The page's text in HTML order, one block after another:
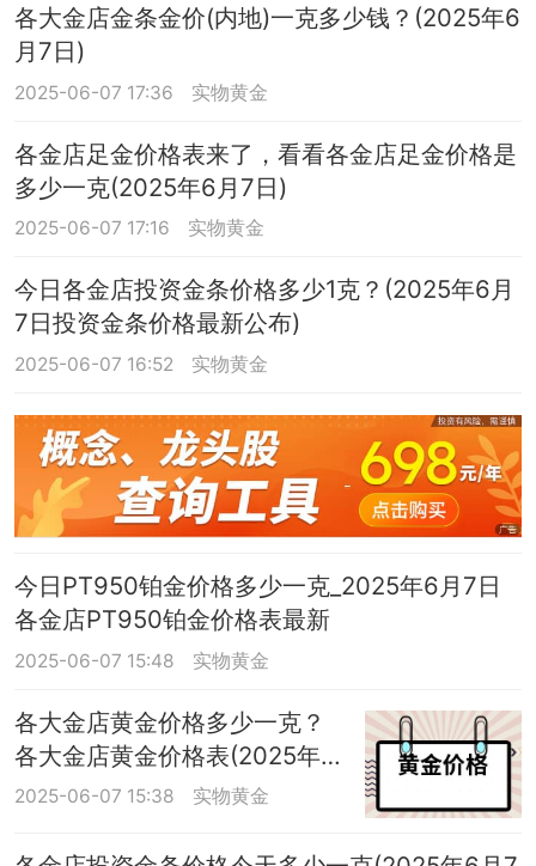
各大金店金条金价(内地)一克多少钱？(2025年6
月7日)
2025-06-07 17:36 实物黄金
各金店足金价格表来了，看看各金店足金价格是
多少一克(2025年6月7日)
2025-06-07 17:16 实物黄金
今日各金店投资金条价格多少1克？(2025年6月
7日投资金条价格最新公布)
2025-06-07 16:52 实物黄金
今日PT950铂金价格多少一克_2025年6月7日
各金店PT950铂金价格表最新
2025-06-07 15:48 实物黄金
各大金店黄金价格多少一克？
各大金店黄金价格表(2025年6
月7日)
2025-06-07 15:38 实物黄金